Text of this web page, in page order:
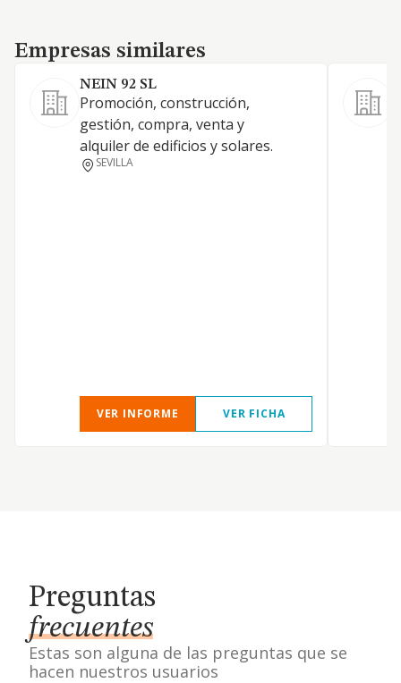
Empresas similares
Empresas similares
NEIN 92 SL
Promoción, construcción,
gestión, compra, venta y
alquiler de edificios y solares.
SEVILLA
VER INFORME VER FICHA
Preguntas
frecuentes
Estas son alguna de las preguntas que se
hacen nuestros usuarios